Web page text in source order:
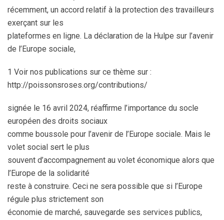
récemment, un accord relatif à la protection des travailleurs
exerçant sur les
plateformes en ligne. La déclaration de la Hulpe sur l’avenir
de l’Europe sociale,
1 Voir nos publications sur ce thème sur :
http://poissonsroses.org/contributions/
signée le 16 avril 2024, réaffirme l’importance du socle
européen des droits sociaux
comme boussole pour l’avenir de l’Europe sociale. Mais le
volet social sert le plus
souvent d’accompagnement au volet économique alors que
l’Europe de la solidarité
reste à construire. Ceci ne sera possible que si l’Europe
régule plus strictement son
économie de marché, sauvegarde ses services publics,